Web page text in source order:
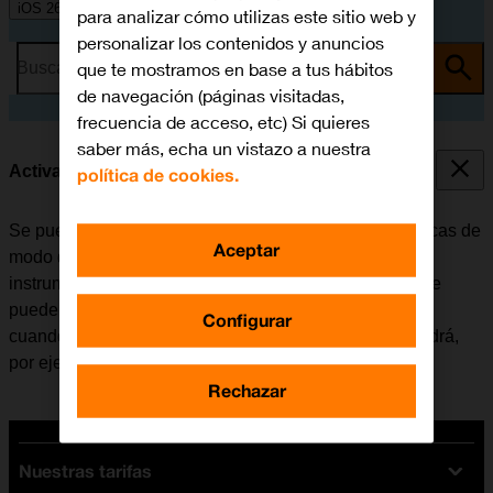
iOS 26
Busca por problema o tema
Activar o desactivar el modo de avión
Se pueden interrumpir todas las conexiones inalámbricas de
modo que el móvil no interfiere, por ejemplo, con los
instrumentos de un avión o el equipo de un hospital. Se
pueden seguir utilizando algunas funciones del móvil
cuando el modo de avión está activado, pero no se podrá,
por ejemplo, enviar mensajes ni realizar llamadas.
Nuestras tarifas
para analizar cómo utilizas este sitio web y
personalizar los contenidos y anuncios
que te mostramos en base a tus hábitos
de navegación (páginas visitadas,
frecuencia de acceso, etc) Si quieres
saber más, echa un vistazo a nuestra
política de cookies.
Configurar
Rechazar
Aceptar